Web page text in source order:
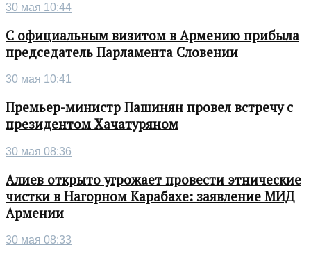
30 мая 10:44
С официальным визитом в Армению прибыла
председатель Парламента Словении
30 мая 10:41
Премьер-министр Пашинян провел встречу с
президентом Хачатуряном
30 мая 08:36
Алиев открыто угрожает провести этнические
чистки в Нагорном Карабахе: заявление МИД
Армении
30 мая 08:33